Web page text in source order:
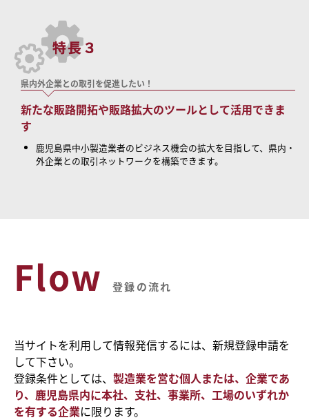
県内外企業との取引を促進したい！
新たな販路開拓や販路拡大のツールとして活用できま
す
鹿児島県中小製造業者のビジネス機会の拡大を目指して、県内・
外企業との取引ネットワークを構築できます。
Flow 登録の流れ
当サイトを利用して情報発信するには、新規登録申請を
して下さい。
登録条件としては、 製造業を営む個人または、企業であ
り、鹿児島県内に本社、支社、事業所、工場のいずれか
を有する企業に限ります。